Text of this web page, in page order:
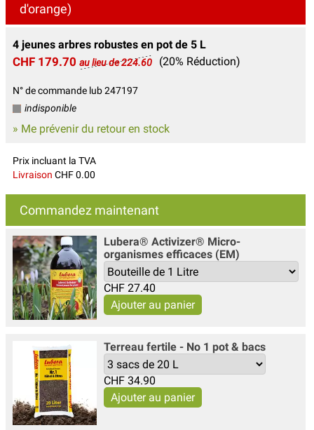
d'orange)
4 jeunes arbres robustes en pot de 5 L
CHF 179.70 au lieu de 224.60 (20% Réduction)
N° de commande lub 247197
indisponible
» Me prévenir du retour en stock
Prix incluant la TVA
Livraison CHF 0.00
Commandez maintenant
Lubera® Activizer® Micro-
organismes efficaces (EM)
CHF 27.40
Terreau fertile - No 1 pot & bacs
CHF 34.90